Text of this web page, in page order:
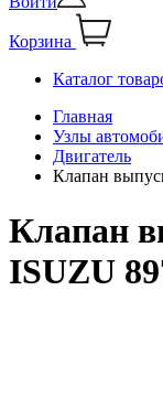
Корзина
Каталог
Главная
Узлы
Двигатель
Клапан
Клапан
ISUZU